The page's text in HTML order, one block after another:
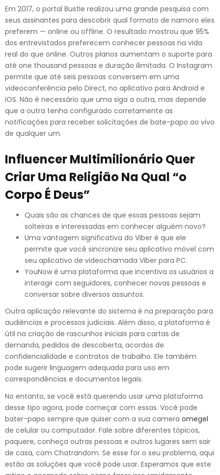
Em 2017, o portal Bustle realizou uma grande pesquisa com
seus assinantes para descobrir qual formato de namoro eles
preferem — online ou offline. O resultado mostrou que 95%
dos entrevistados preferecem conhecer pessoas na vida
real do que online. Outros planos aumentam o suporte para
até one thousand pessoas e duração ilimitada. O Instagram
permite que até seis pessoas conversem em uma
videoconferência pelo Direct, no aplicativo para Android e
iOS. Não é necessário que uma siga a outra, mas depende
que a outra tenha configurado corretamente as
notificações para receber solicitações de bate-papo ao vivo
de qualquer um.
Influencer Multimilionário Quer
Criar Uma Religião Na Qual “o
Corpo É Deus”
Quais são as chances de que essas pessoas sejam
solteiras e interessadas em conhecer alguém novo?
Uma vantagem significativa do Viber é que ele
permite que você sincronize seu aplicativo móvel com
seu aplicativo de videochamada Viber para PC.
YouNow é uma plataforma que incentiva os usuários a
interagir com seguidores, conhecer novas pessoas e
conversar sobre diversos assuntos.
Outra aplicação relevante do sistema é na preparação para
audiências e processos judiciais. Além disso, a plataforma é
útil na criação de rascunhos iniciais para cartas de
demanda, pedidos de descoberta, acordos de
confidencialidade e contratos de trabalho. Ele também
pode sugerir linguagem adequada para uso em
correspondências e documentos legais.
No entanto, se você está querendo usar uma plataforma
desse tipo agora, pode começar com essas. Você pode
bater-papo sempre que quiser com a sua camera omegel
de celular ou computador. Fale sobre diferentes tópicos,
paquere, conheça outras pessoas e outros lugares sem sair
de casa, com Chatrandom. Se esse for o seu problema, aqui
estão as soluções que você pode usar. Esperamos que este